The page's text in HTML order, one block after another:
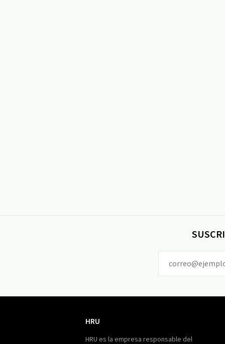
HRU
HRU es la empresa responsable del